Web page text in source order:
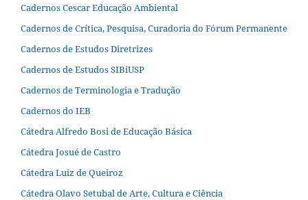
Cadernos Cescar Educação Ambiental
Cadernos de Crítica, Pesquisa, Curadoria do Fórum Permanente
Cadernos de Estudos Diretrizes
Cadernos de Estudos SIBiUSP
Cadernos de Terminologia e Tradução
Cadernos do IEB
Cátedra Alfredo Bosi de Educação Básica
Cátedra Josué de Castro
Cátedra Luiz de Queiroz
Cátedra Olavo Setubal de Arte, Cultura e Ciência